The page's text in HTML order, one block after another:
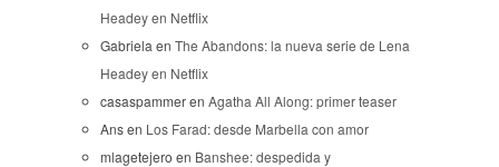
Headey en Netflix
Gabriela en The Abandons: la nueva serie de Lena
Headey en Netflix
casaspammeren Agatha All Along: primer teaser
Ansen Los Farad: desde Marbella con amor
mlagetejero en Banshee: despedida y